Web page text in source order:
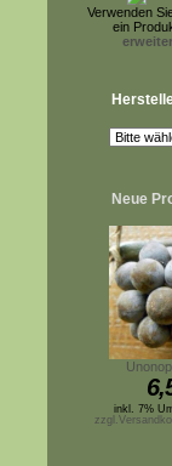
Verwenden
ein
Neue
inkl. 7%